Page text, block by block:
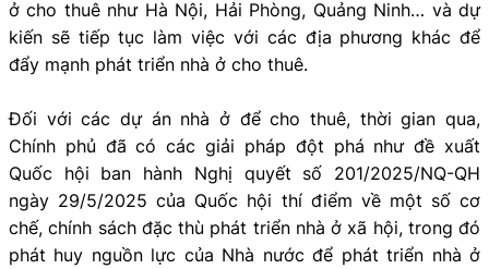
ở cho thuê như Hà Nội, Hải Phòng, Quảng Ninh… và dự
kiến sẽ tiếp tục làm việc với các địa phương khác để
đẩy mạnh phát triển nhà ở cho thuê.
Đối với các dự án nhà ở để cho thuê, thời gian qua,
Chính phủ đã có các giải pháp đột phá như đề xuất
Quốc hội ban hành Nghị quyết số 201/2025/NQ-QH
ngày 29/5/2025 của Quốc hội thí điểm về một số cơ
chế, chính sách đặc thù phát triển nhà ở xã hội, trong đó
phát huy nguồn lực của Nhà nước để phát triển nhà ở